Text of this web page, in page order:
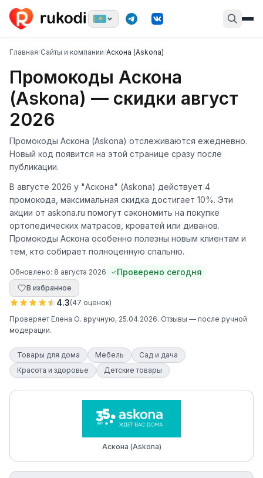
Главная/Сайты и компании/Аскона (Askona)
Промокоды Аскона
(Askona) — скидки август
2026
Промокоды Аскона (Askona) отслеживаются ежедневно.
Новый код появится на этой странице сразу после
публикации.
В августе 2026 у "Аскона" (Askona) действует 4
промокода, максимальная скидка достигает 10%. Эти
акции от askona.ru помогут сэкономить на покупке
ортопедических матрасов, кроватей или диванов.
Промокоды Аскона особенно полезны новым клиентам и
тем, кто собирает полноценную спальню.
Обновлено: 8 августа 2026 Проверено сегодня
В избранное
4.3(47 оценок)
Проверяет Елена О. вручную, 25.04.2026. Отзывы — после ручной
модерации.
Товары для дома Мебель
Сад и дача
Красота и здоровье
Детские товары
Аскона (Askona)